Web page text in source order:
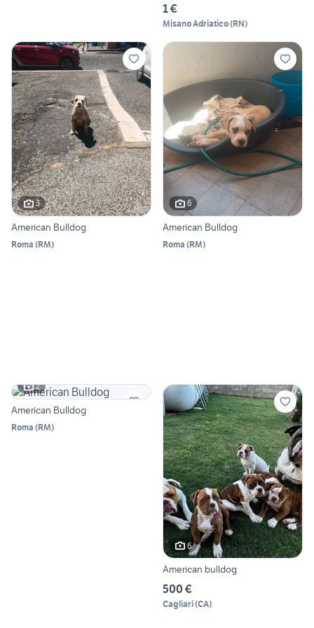
1 €
Misano Adriatico(RN)
3
American Bulldog
Roma (RM)
6
American Bulldog
Roma (RM)
2
American Bulldog
Roma (RM)
6
American bulldog
500 €
Cagliari(CA)